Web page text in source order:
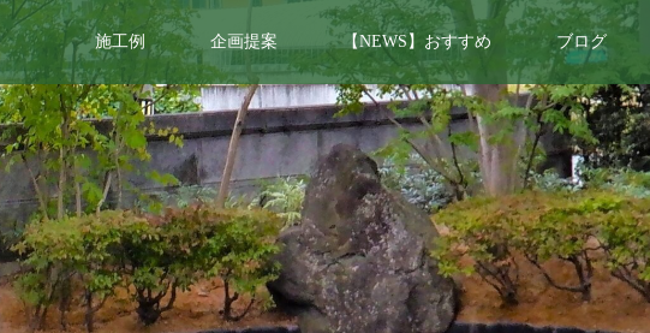
施工例 企画提案 【NEWS】おすすめ ブログ